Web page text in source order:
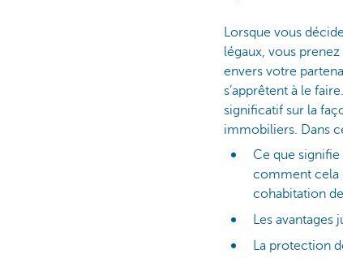
Lorsque vous
légaux, vous
envers votre
s’apprêtent à le
significatif sur la
immobiliers. Dans
Ce que
comment cela
cohabitation
Les avantages
La protection